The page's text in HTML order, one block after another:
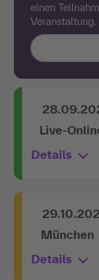
einen
Veranstaltung.
Live-
Details
München
Details